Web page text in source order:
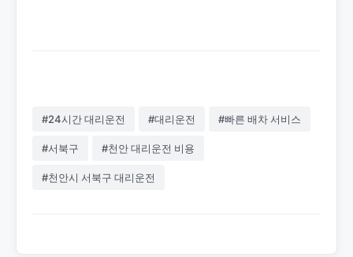
#24시간 대리운전 #대리운전 #빠른 배차 서비스
#서북구 #천안 대리운전 비용
#천안시 서북구 대리운전